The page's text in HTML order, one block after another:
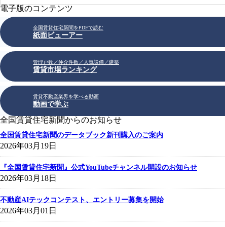
電子版のコンテンツ
全国賃貸住宅新聞をPDFで読む
紙面ビューアー
管理戸数／仲介件数／人気設備／建築
賃貸市場ランキング
賃貸不動産業界を学べる動画
動画で学ぶ
全国賃貸住宅新聞からのお知らせ
全国賃貸住宅新聞のデータブック新刊購入のご案内
2026年03月19日
『全国賃貸住宅新聞』公式YouTubeチャンネル開設のお知らせ
2026年03月18日
不動産AIテックコンテスト、エントリー募集を開始
2026年03月01日